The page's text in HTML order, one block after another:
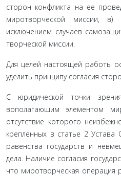
сторон конфликта на ее
миротворческой миссии, в)
исключением случаев
творческой миссии.
Для целей настоящей работы
уделить принципу согласия
С юридической точки
вополагающим элементом
отсутствие которого
крепленных в статье 2
равенства государств и
дела. Наличие согласия
что миротворческая